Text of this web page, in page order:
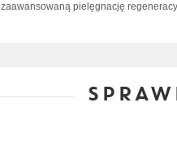
pielęgnację